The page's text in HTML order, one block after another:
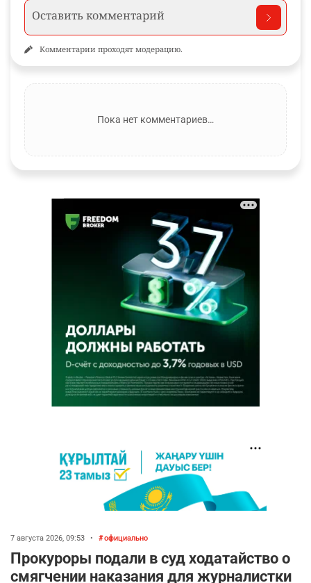
Комментарии проходят модерацию.
Пока нет комментариев…
7 августа 2026, 09:53 • официально
Прокуроры подали в суд ходатайство о
смягчении наказания для журналистки